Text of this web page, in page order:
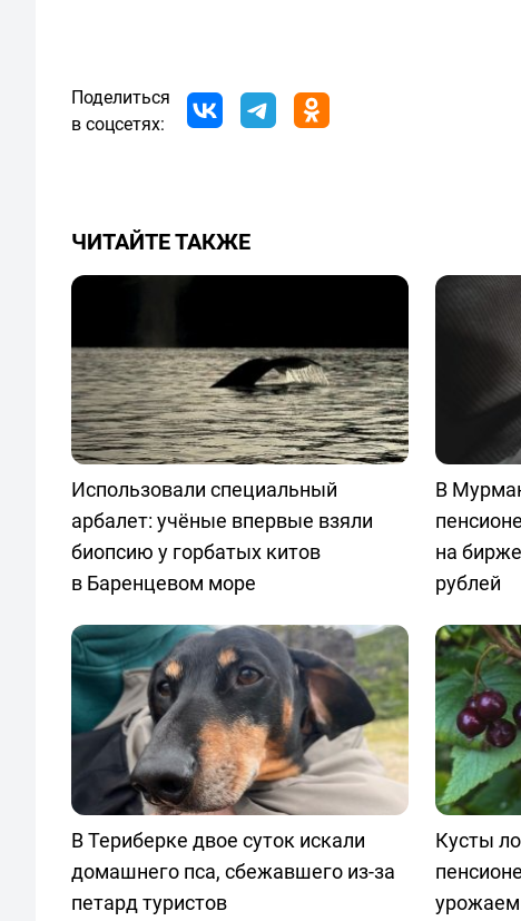
Поделиться
в соцсетях:
ЧИТАЙТЕ ТАКЖЕ
Использовали специальный
арбалет: учёные впервые взяли
биопсию у горбатых китов
в Баренцевом море
В
на
рублей
В Териберке двое суток искали
домашнего пса, сбежавшего из-за
петард туристов
Кусты
урожаем